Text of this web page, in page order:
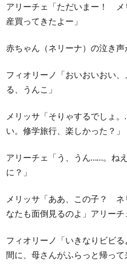
アリーチェ「ただいまー！ メ
産買ってきたよー」
赤ちゃん（ネリーナ）の泣き声
フィオリーノ「おいおいおい
る、うんこ」
メリッサ「そりゃするでしょ
い。修学旅行、楽しかった？」
アリーチェ「う、うん……。ね
に？」
メリッサ「ああ、この子？ ネ
なたも面倒見るのよ」アリーチ
フィオリーノ「いきなりビビ
間に、母さんがふらっと帰って